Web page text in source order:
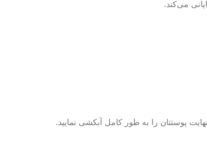
پوستتان را به طور کامل آبکشی نمایید.